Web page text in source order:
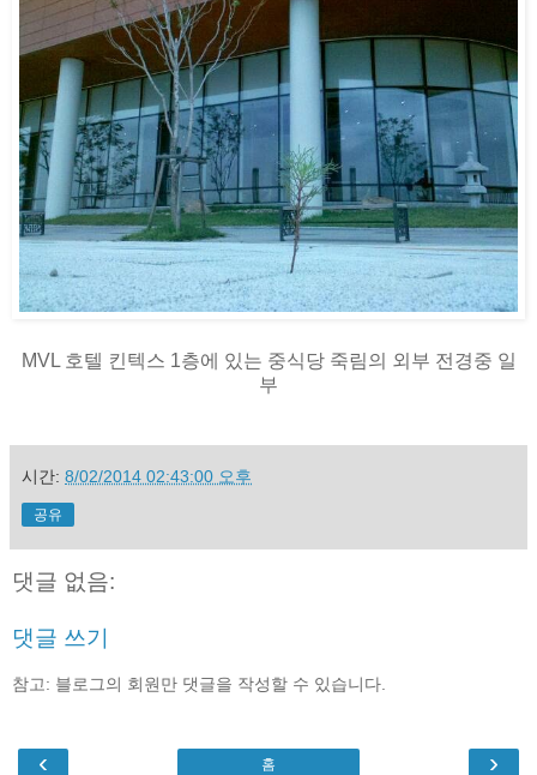
MVL 호텔 킨텍스 1층에 있는 중식당 죽림의 외부 전경중 일
부
시간: 8/02/2014 02:43:00 오후
공유
댓글 없음:
댓글 쓰기
참고: 블로그의 회원만 댓글을 작성할 수 있습니다.
‹ ›
홈